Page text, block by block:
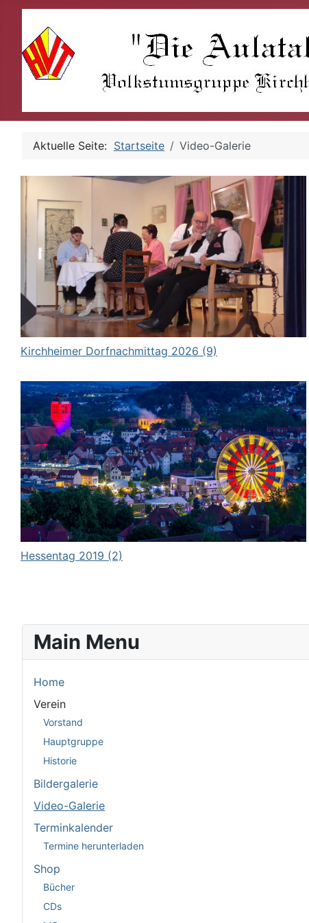
Aktuelle Seite: Startseite Video-Galerie
Kirchheimer Dorfnachmittag 2026 (9)
Hessentag 2019 (2)
Main Menu
Home
Verein
Vorstand
Hauptgruppe
Historie
Bildergalerie
Video-Galerie
Terminkalender
Termine herunterladen
Shop
Bücher
CDs